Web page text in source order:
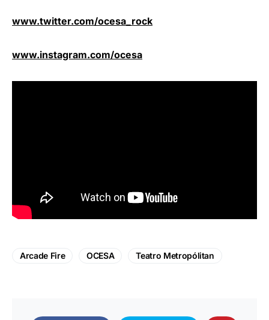
www.twitter.com/ocesa_rock
www.instagram.com/ocesa
Arcade Fire OCESA Teatro Metropólitan